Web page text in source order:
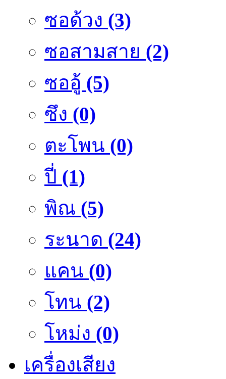
ซอด้วง (3)
ซอสามสาย (2)
ซออู้ (5)
ซึง (0)
ตะโพน (0)
ปี่ (1)
พิณ (5)
ระนาด (24)
แคน (0)
โทน (2)
โหม่ง (0)
เครื่องเสียง